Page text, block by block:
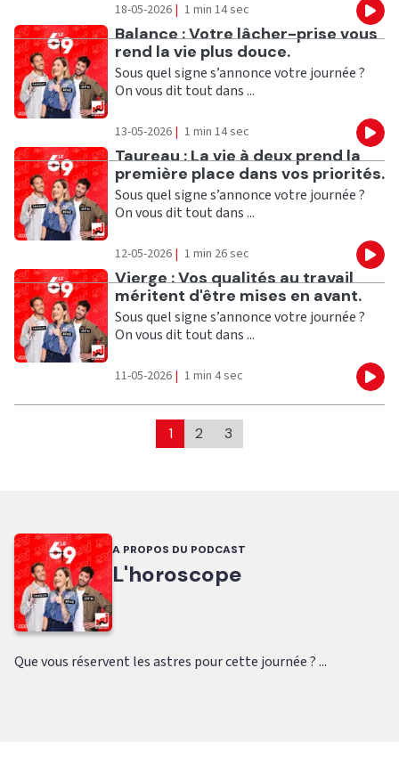
18-05-2026 | 1 min 14 sec
Ecouter
Balance : Votre lâcher-prise vous
rend la vie plus douce.
Sous quel signe s’annonce votre journée ?
On vous dit tout dans ...
13-05-2026 | 1 min 14 sec
Ecouter
Taureau : La vie à deux prend la
première place dans vos priorités.
Sous quel signe s’annonce votre journée ?
On vous dit tout dans ...
12-05-2026 | 1 min 26 sec
Ecouter
Vierge : Vos qualités au travail
méritent d'être mises en avant.
Sous quel signe s’annonce votre journée ?
On vous dit tout dans ...
11-05-2026 | 1 min 4 sec
1 2 3
A PROPOS DU PODCAST
L'horoscope
Que vous réservent les astres pour cette journée ? ...